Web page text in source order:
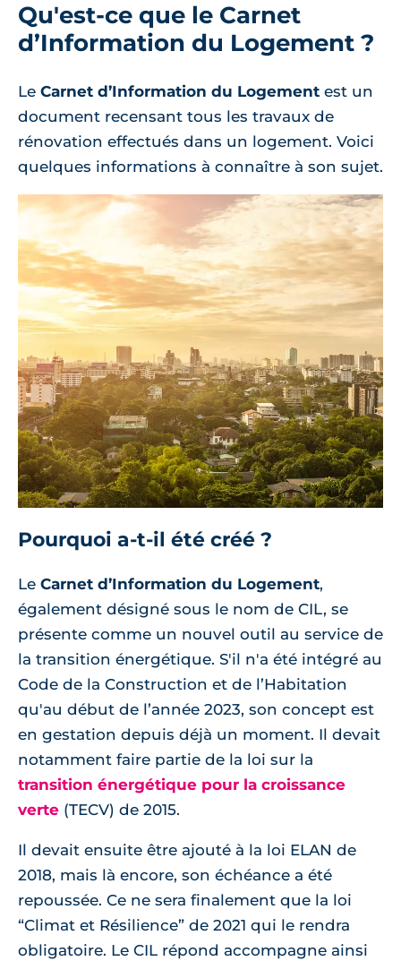
Qu'est-ce que le Carnet
d’Information du Logement ?
Le Carnet d’Information du Logement est un
document recensant tous les travaux de
rénovation effectués dans un logement. Voici
quelques informations à connaître à son sujet.
Pourquoi a-t-il été créé ?
Le Carnet d’Information du Logement,
également désigné sous le nom de CIL, se
présente comme un nouvel outil au service de
la transition énergétique. S'il n'a été intégré au
Code de la Construction et de l’Habitation
qu'au début de l’année 2023, son concept est
en gestation depuis déjà un moment. Il devait
notamment faire partie de la loi sur la
transition énergétique pour la croissance
verte (TECV) de 2015.
Il devait ensuite être ajouté à la loi ELAN de
2018, mais là encore, son échéance a été
repoussée. Ce ne sera finalement que la loi
“Climat et Résilience” de 2021 qui le rendra
obligatoire. Le CIL répond accompagne ainsi